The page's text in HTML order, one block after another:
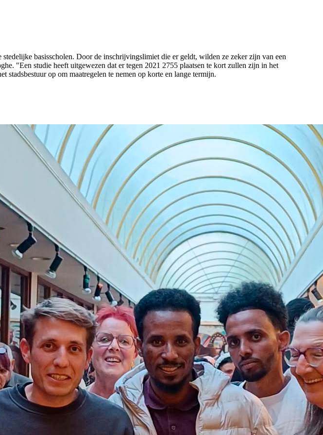
basisscholen. Door de inschrijvingslimiet die er geldt, wilden ze zeker zijn van een
"Een studie heeft uitgewezen dat er tegen 2021 2755 plaatsen te kort zullen zijn in het
stadsbestuur op om maatregelen te nemen op korte en lange termijn.